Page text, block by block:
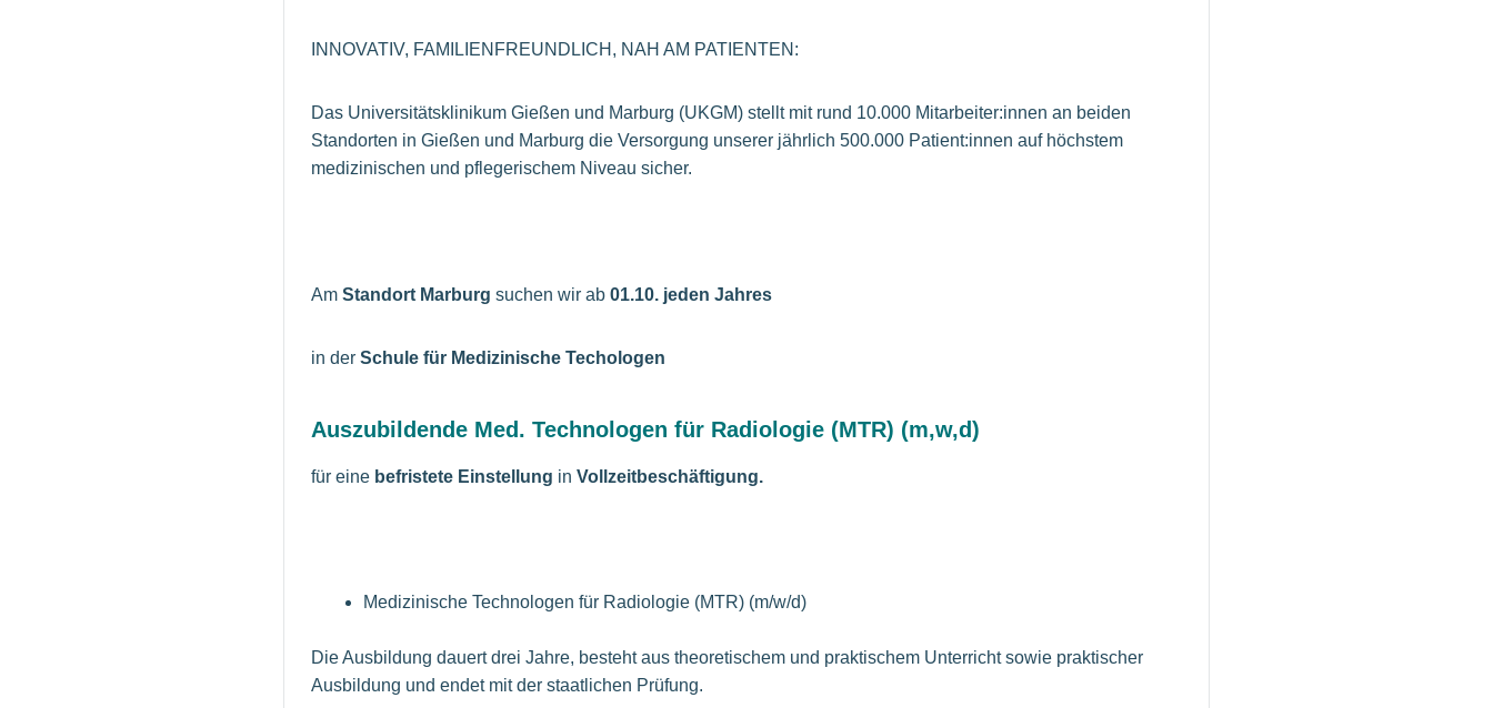
INNOVATIV, FAMILIENFREUNDLICH, NAH AM PATIENTEN:
Das Universitätsklinikum Gießen und Marburg (UKGM) stellt mit rund 10.000 Mitarbeiter:innen an beiden
Standorten in Gießen und Marburg die Versorgung unserer jährlich 500.000 Patient:innen auf höchstem
medizinischen und pflegerischem Niveau sicher.
Am Standort Marburg suchen wir ab 01.10. jeden Jahres
in der Schule für Medizinische Techologen
Auszubildende Med. Technologen für Radiologie (MTR) (m,w,d)
für eine befristete Einstellung in Vollzeitbeschäftigung.
Medizinische Technologen für Radiologie (MTR) (m/w/d)
Die Ausbildung dauert drei Jahre, besteht aus theoretischem und praktischem Unterricht sowie praktischer
Ausbildung und endet mit der staatlichen Prüfung.